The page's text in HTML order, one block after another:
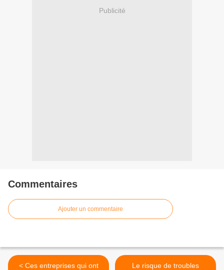
Publicité
Commentaires
Ajouter un commentaire
< Ces entreprises qui ont
Le risque de troubles